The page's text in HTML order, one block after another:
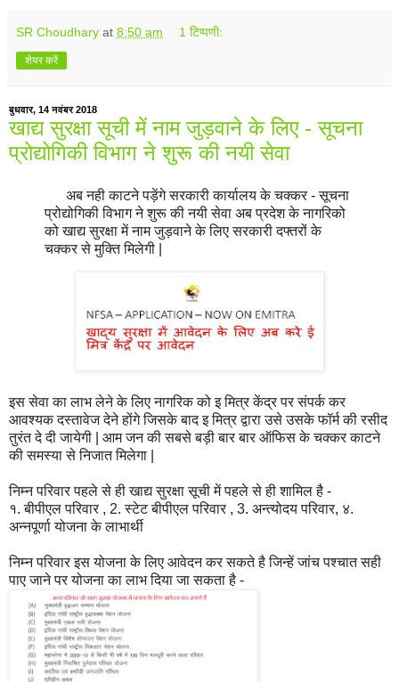
SR Choudhary at 8:50 am 1 टिप्पणी:
शेयर करें
बुधवार, 14 नवंबर 2018
खाद्य सुरक्षा सूची में नाम जुड़वाने के लिए - सूचना
प्रोद्योगिकी विभाग ने शुरू की नयी सेवा
अब नही काटने पड़ेंगे सरकारी कार्यालय के चक्कर - सूचना
प्रोद्योगिकी विभाग ने शुरू की नयी सेवा अब प्रदेश के नागरिको
को खाद्य सुरक्षा में नाम जुड़वाने के लिए सरकारी दफ्तरों के
चक्कर से मुक्ति मिलेगी |
इस सेवा का लाभ लेने के लिए नागरिक को इ मित्र केंद्र पर संपर्क कर
आवश्यक दस्तावेज देने होंगे जिसके बाद इ मित्र द्वारा उसे उसके फॉर्म की रसीद
तुरंत दे दी जायेगी | आम जन की सबसे बड़ी बार बार ऑफिस के चक्कर काटने
की समस्या से निजात मिलेगा |
निम्न परिवार पहले से ही खाद्य सुरक्षा सूची में पहले से ही शामिल है -
१. बीपीएल परिवार , 2. स्टेट बीपीएल परिवार , 3. अन्त्योदय परिवार, ४.
अन्नपूर्णा योजना के लाभार्थी
निम्न परिवार इस योजना के लिए आवेदन कर सकते है जिन्हें जांच पश्चात सही
पाए जाने पर योजना का लाभ दिया जा सकता है -